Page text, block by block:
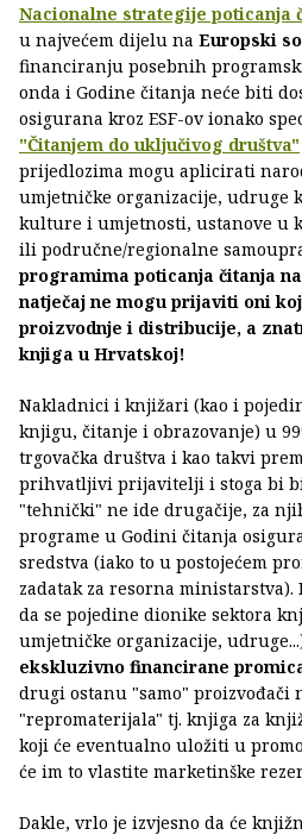
Nacionalne strategije poticanja
u najvećem dijelu na Europski
financiranju posebnih
onda i Godine čitanja neće biti
osigurana kroz ESF-ov ionako
"Čitanjem do uključivog društva"
prijedlozima mogu aplicirati
umjetničke organizacije, udruge
kulture i umjetnosti, ustanove u
ili područne/regionalne
programima poticanja čitanja
natječaj ne mogu prijaviti oni
proizvodnje i distribucije, a
knjiga u Hrvatskoj!
Nakladnici i knjižari (kao i
knjigu, čitanje i obrazovanje) u
trgovačka društva i kao takvi
prihvatljivi prijavitelji i stoga bi
"tehnički" ne ide drugačije, za
programe u Godini čitanja
sredstva (iako to u postojećem
zadatak za resorna
da se pojedine dionike sektora
umjetničke organizacije,
ekskluzivno financirane
drugi ostanu "samo" proizvođači
"repromaterijala" tj. knjiga za
koji će eventualno uložiti u
će im to vlastite marketinške
Dakle, vrlo je izvjesno da će